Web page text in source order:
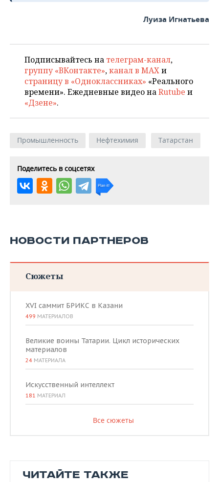
Луиза Игнатьева
Подписывайтесь на телеграм-канал,
группу «ВКонтакте»,канал в MAXи
страницу в «Одноклассниках» «Реального
времени». Ежедневные видео наRutube и
«Дзене».
Промышленность Нефтехимия Татарстан
Поделитесь в соцсетях
НОВОСТИ ПАРТНЕРОВ
Сюжеты
XVI саммит БРИКС в Казани
499 МАТЕРИАЛОВ
Великие воины Татарии. Цикл исторических
материалов
24 МАТЕРИАЛА
Искусственный интеллект
181 МАТЕРИАЛ
Все сюжеты
ЧИТАЙТЕ ТАКЖЕ